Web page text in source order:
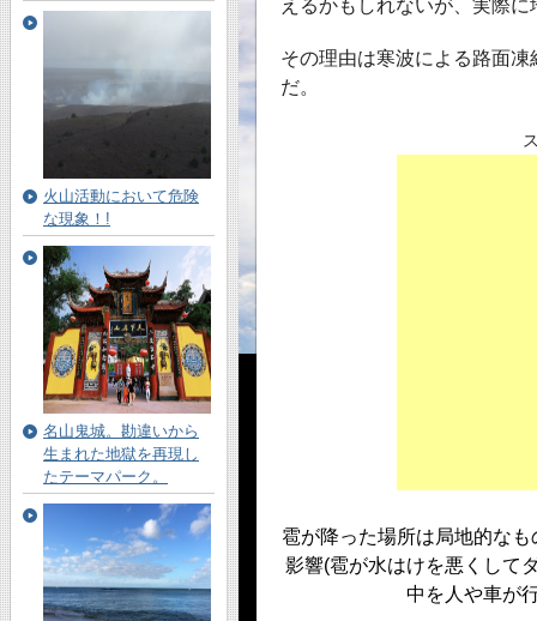
えるかもしれないが、実際
その理由は寒波による路面
だ。
雹が降った場所は局地的な
影響(雹が水はけを悪くして
中を人や車が
火山活動において危険
な現象！!
名山鬼城。勘違いから
生まれた地獄を再現し
たテーマパーク。